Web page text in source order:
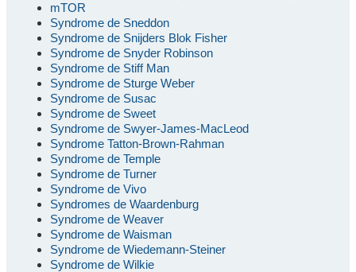
mTOR
Syndrome de Sneddon
Syndrome de Snijders Blok Fisher
Syndrome de Snyder Robinson
Syndrome de Stiff Man
Syndrome de Sturge Weber
Syndrome de Susac
Syndrome de Sweet
Syndrome de Swyer-James-MacLeod
Syndrome Tatton-Brown-Rahman
Syndrome de Temple
Syndrome de Turner
Syndrome de Vivo
Syndromes de Waardenburg
Syndrome de Weaver
Syndrome de Waisman
Syndrome de Wiedemann-Steiner
Syndrome de Wilkie